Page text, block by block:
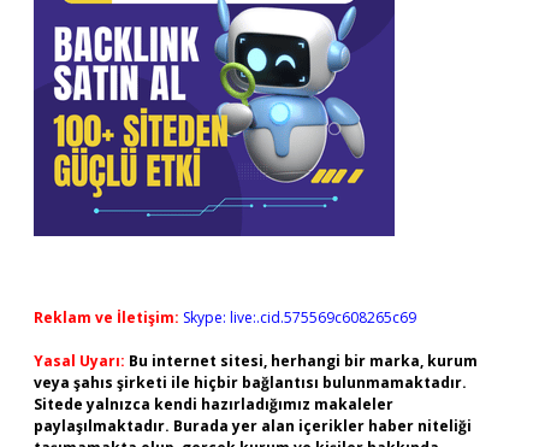
Reklam ve İletişim: Skype: live:.cid.575569c608265c69
Yasal Uyarı: Bu internet sitesi, herhangi bir marka, kurum
veya şahıs şirketi ile hiçbir bağlantısı bulunmamaktadır.
Sitede yalnızca kendi hazırladığımız makaleler
paylaşılmaktadır. Burada yer alan içerikler haber niteliği